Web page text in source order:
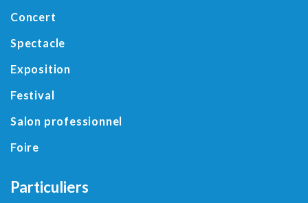
Concert
Spectacle
Exposition
Festival
Salon professionnel
Foire
Particuliers